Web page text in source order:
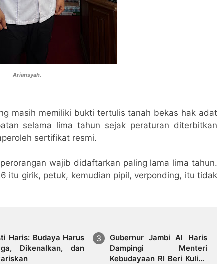
Ariansyah.
masih memiliki bukti tertulis tanah bekas hak adat
selama lima tahun sejak peraturan diterbitkan
sertifikat resmi.
wajib didaftarkan paling lama lima tahun.
itu girik, petuk, kemudian pipil, verponding, itu tidak
Haris: Budaya Harus
Dikenalkan, dan
Gubernur Jambi Al Haris
Dampingi Menteri
Kebudayaan RI Beri Kuliah